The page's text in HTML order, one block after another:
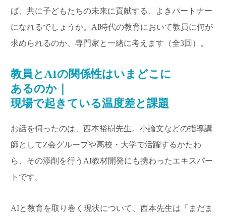
ば、共に子どもたちの未来に貢献する、よきパートナー
になれるでしょうか。AI時代の教育において教員に何が
求められるのか、専門家と一緒に考えます（全3回）。
教員とAIの関係性はいまどこに
あるのか｜
現場で起きている温度差と課題
お話を伺ったのは、西本裕樹先生。小論文などの指導講
師としてZ会グループや高校・大学で活躍するかたわ
ら、その添削を行うAI教材開発にも携わったエキスパー
トです。
AIと教育を取り巻く現状について、西本先生は「まだま